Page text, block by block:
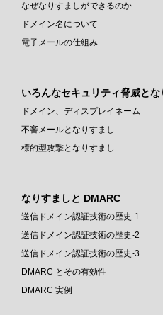
なぜなりすましができるのか
ドメイン名について
電子メールの仕組み
いろんなセキュリティ脅威とな
ドメイン、ディスプレイネーム
不審メールとなりすまし
標的型攻撃となりすまし
なりすましと DMARC
送信ドメイン認証技術の歴史-1
送信ドメイン認証技術の歴史-2
送信ドメイン認証技術の歴史-3
DMARC とその有効性
DMARC 実例